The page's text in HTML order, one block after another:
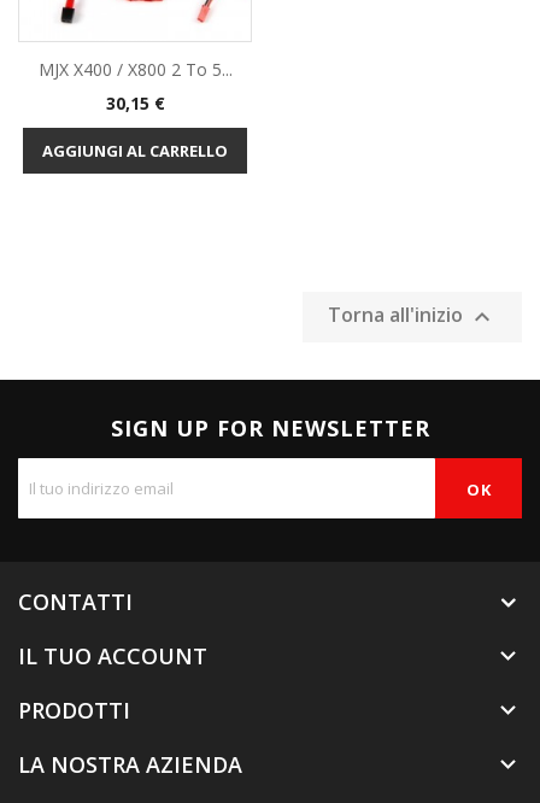
MJX X400 / X800 2 To 5...
Prezzo
30,15 €
AGGIUNGI AL CARRELLO
Torna all'inizio 
SIGN UP FOR NEWSLETTER
CONTATTI
IL TUO ACCOUNT

PRODOTTI 
LA NOSTRA AZIENDA 